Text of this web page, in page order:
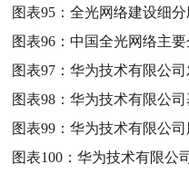
图表95：全光网络建设细
图表96：中国全光网络主
图表97：华为技术有限公
图表98：华为技术有限公
图表99：华为技术有限公司
图表100：华为技术有限公